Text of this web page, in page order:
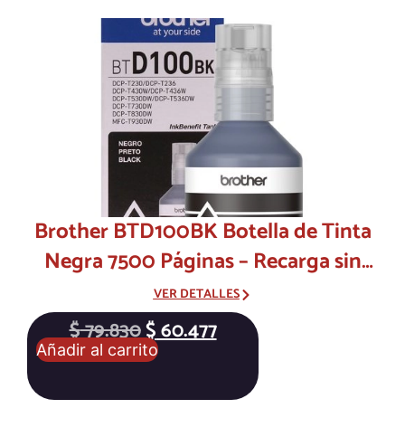
Brother BTD100BK Botella de Tinta
Negra 7500 Páginas – Recarga sin
manchas para impresión profesional
VER DETALLES
$79.830$60.477
Añadir al carrito